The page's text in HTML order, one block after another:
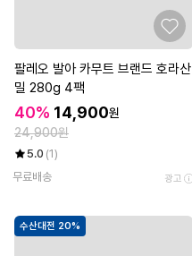
팔레오 발아 카무트 브랜드 호라산
밀 280g 4팩
40% 14,900원
24,900원
5.0 (1)
무료배송
광고
수산대전 20%